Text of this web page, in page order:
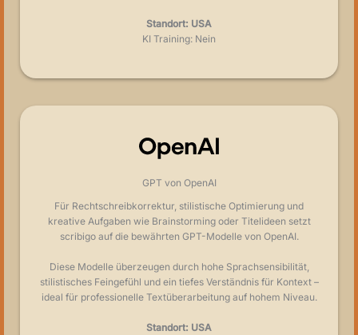
Standort: USA
KI Training: Nein
GPT von OpenAI
Für Rechtschreibkorrektur, stilistische Optimierung und
kreative Aufgaben wie Brainstorming oder Titelideen setzt
scribigo auf die bewährten GPT-Modelle von OpenAI.
Diese Modelle überzeugen durch hohe Sprachsensibilität,
stilistisches Feingefühl und ein tiefes Verständnis für Kontext –
ideal für professionelle Textüberarbeitung auf hohem Niveau.
Standort: USA